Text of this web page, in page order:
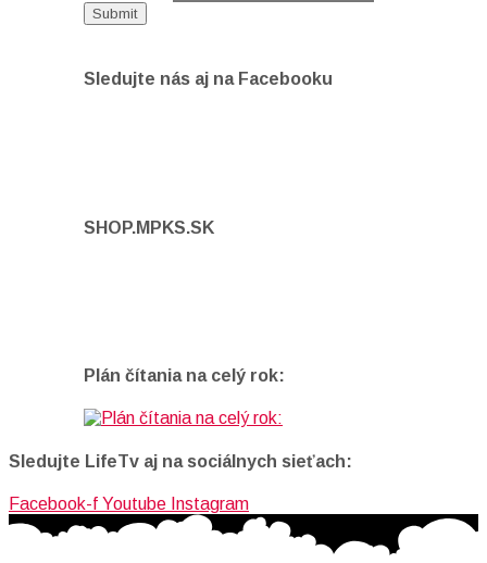
Sledujte nás aj na Facebooku
SHOP.MPKS.SK
Plán čítania na celý rok:
Sledujte LifeTv aj na sociálnych sieťach:
Facebook-f Youtube Instagram